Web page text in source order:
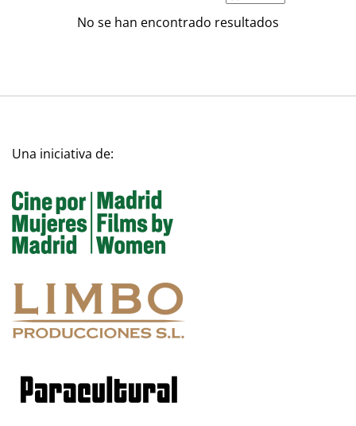
No se han encontrado resultados
Una iniciativa de: